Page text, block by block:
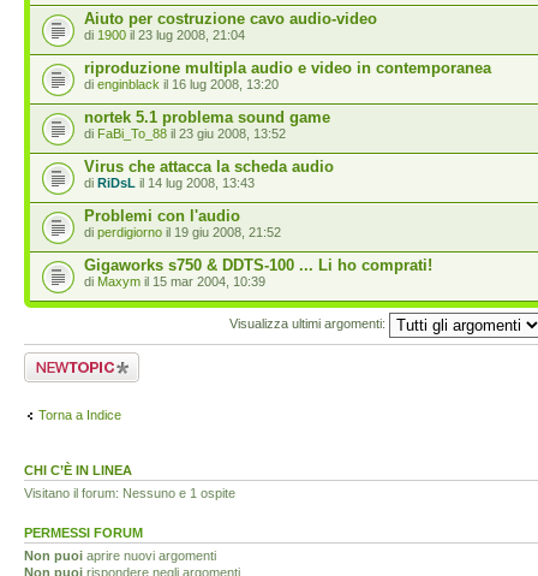
Aiuto per costruzione cavo audio-video
di 1900 il 23 lug 2008, 21:04
riproduzione multipla audio e video in contemporanea
di enginblack il 16 lug 2008, 13:20
nortek 5.1 problema sound game
di FaBi_To_88 il 23 giu 2008, 13:52
Virus che attacca la scheda audio
di RiDsL il 14 lug 2008, 13:43
Problemi con l'audio
di perdigiorno il 19 giu 2008, 21:52
Gigaworks s750 & DDTS-100 ... Li ho comprati!
di Maxym il 15 mar 2004, 10:39
Visualizza ultimi argomenti:
Scrivi un nuovo
argomento
Torna a Indice
CHI C’È IN LINEA
Visitano il forum: Nessuno e 1 ospite
PERMESSI FORUM
Non puoi aprire nuovi argomenti
Non puoi rispondere negli argomenti